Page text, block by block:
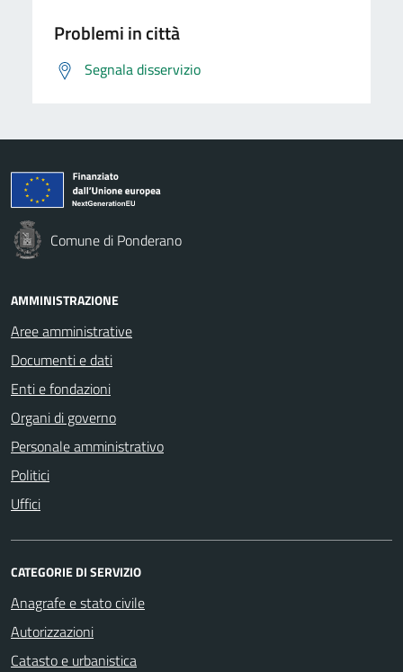
Problemi in città
Segnala disservizio
Comune di Ponderano
AMMINISTRAZIONE
Aree amministrative
Documenti e dati
Enti e fondazioni
Organi di governo
Personale amministrativo
Politici
Uffici
CATEGORIE DI SERVIZIO
Anagrafe e stato civile
Autorizzazioni
Catasto e urbanistica